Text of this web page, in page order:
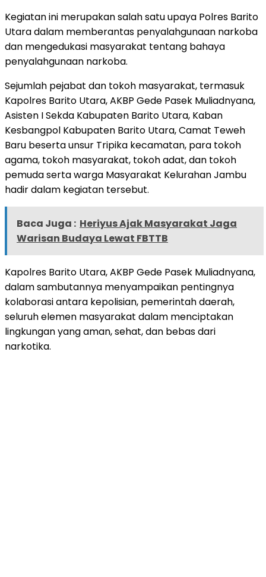
Kegiatan ini merupakan salah satu upaya Polres Barito
Utara dalam memberantas penyalahgunaan narkoba
dan mengedukasi masyarakat tentang bahaya
penyalahgunaan narkoba.
Sejumlah pejabat dan tokoh masyarakat, termasuk
Kapolres Barito Utara, AKBP Gede Pasek Muliadnyana,
Asisten I Sekda Kabupaten Barito Utara, Kaban
Kesbangpol Kabupaten Barito Utara, Camat Teweh
Baru beserta unsur Tripika kecamatan, para tokoh
agama, tokoh masyarakat, tokoh adat, dan tokoh
pemuda serta warga Masyarakat Kelurahan Jambu
hadir dalam kegiatan tersebut.
Baca Juga : Heriyus Ajak Masyarakat Jaga
Warisan Budaya Lewat FBTTB
Kapolres Barito Utara, AKBP Gede Pasek Muliadnyana,
dalam sambutannya menyampaikan pentingnya
kolaborasi antara kepolisian, pemerintah daerah,
seluruh elemen masyarakat dalam menciptakan
lingkungan yang aman, sehat, dan bebas dari
narkotika.